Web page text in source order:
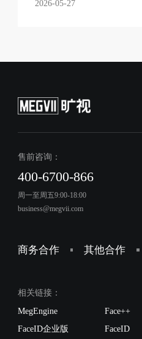
2026-05-27
售前咨询：
400-6700-866
周一至周五9:00-18:00
business@megvii.com
商务合作 其他合作
相关链接：
MegEngine
FaceID企业版
Face++
FaceID